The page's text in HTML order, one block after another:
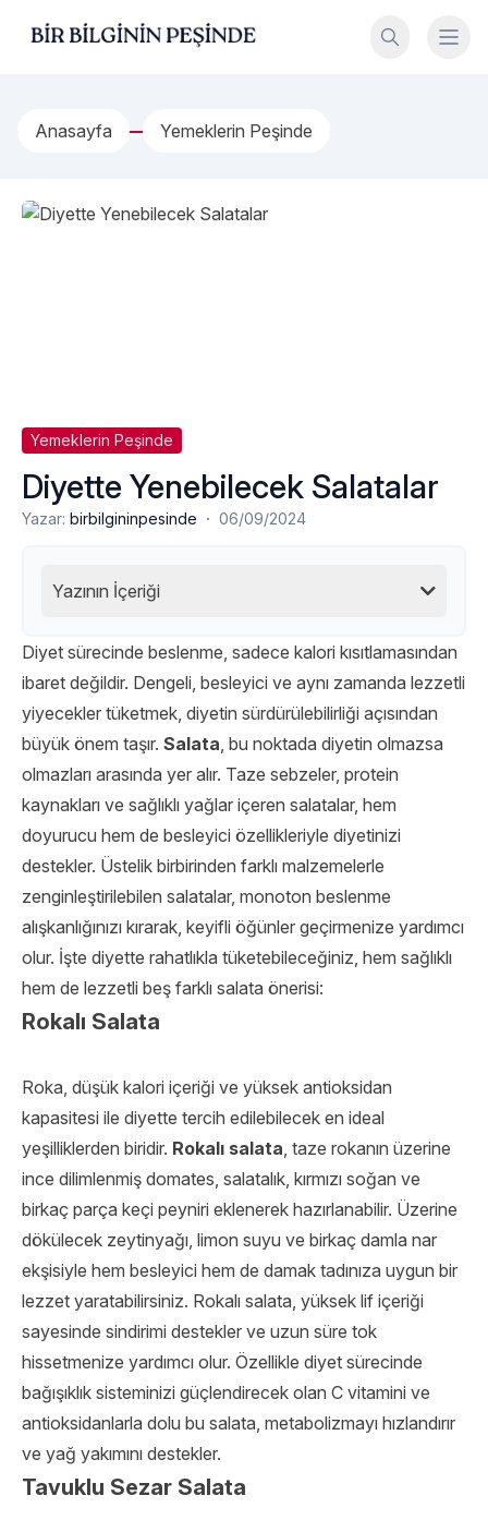
Bir Bilginin Peşinde!
Anasayfa Yemeklerin Peşinde
Yemeklerin Peşinde
Diyette Yenebilecek Salatalar
Yazar: birbilgininpesinde · 06/09/2024
Yazının İçeriği
Diyet sürecinde beslenme, sadece kalori kısıtlamasından
ibaret değildir. Dengeli, besleyici ve aynı zamanda lezzetli
yiyecekler tüketmek, diyetin sürdürülebilirliği açısından
büyük önem taşır. Salata, bu noktada diyetin olmazsa
olmazları arasında yer alır. Taze sebzeler, protein
kaynakları ve sağlıklı yağlar içeren salatalar, hem
doyurucu hem de besleyici özellikleriyle diyetinizi
destekler. Üstelik birbirinden farklı malzemelerle
zenginleştirilebilen salatalar, monoton beslenme
alışkanlığınızı kırarak, keyifli öğünler geçirmenize yardımcı
olur. İşte diyette rahatlıkla tüketebileceğiniz, hem sağlıklı
hem de lezzetli beş farklı salata önerisi:
Rokalı Salata
Roka, düşük kalori içeriği ve yüksek antioksidan
kapasitesi ile diyette tercih edilebilecek en ideal
yeşilliklerden biridir. Rokalı salata, taze rokanın üzerine
ince dilimlenmiş domates, salatalık, kırmızı soğan ve
birkaç parça keçi peyniri eklenerek hazırlanabilir. Üzerine
dökülecek zeytinyağı, limon suyu ve birkaç damla nar
ekşisiyle hem besleyici hem de damak tadınıza uygun bir
lezzet yaratabilirsiniz. Rokalı salata, yüksek lif içeriği
sayesinde sindirimi destekler ve uzun süre tok
hissetmenize yardımcı olur. Özellikle diyet sürecinde
bağışıklık sisteminizi güçlendirecek olan C vitamini ve
antioksidanlarla dolu bu salata, metabolizmayı hızlandırır
ve yağ yakımını destekler.
Tavuklu Sezar Salata